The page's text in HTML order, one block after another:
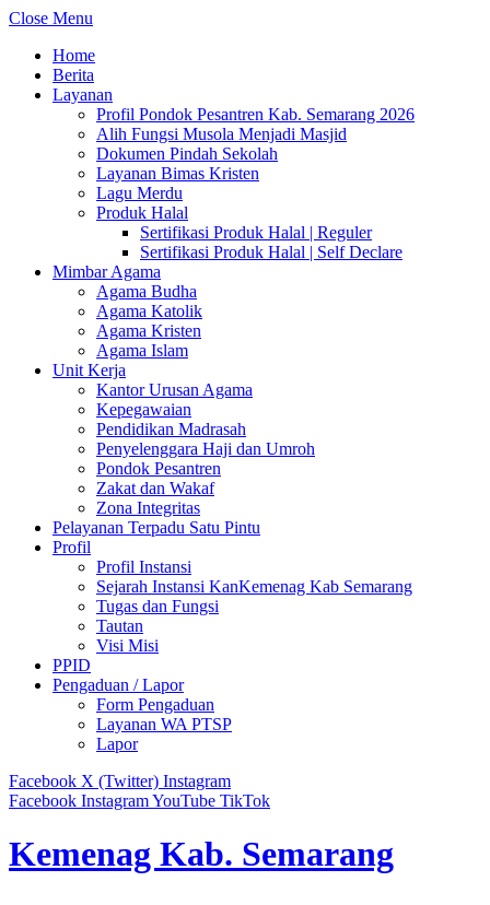
Close Menu
Home
Berita
Layanan
Profil Pondok Pesantren Kab. Semarang 2026
Alih Fungsi Musola Menjadi Masjid
Dokumen Pindah Sekolah
Layanan Bimas Kristen
Lagu Merdu
Produk Halal
Sertifikasi Produk Halal | Reguler
Sertifikasi Produk Halal | Self Declare
Mimbar Agama
Agama Budha
Agama Katolik
Agama Kristen
Agama Islam
Unit Kerja
Kantor Urusan Agama
Kepegawaian
Pendidikan Madrasah
Penyelenggara Haji dan Umroh
Pondok Pesantren
Zakat dan Wakaf
Zona Integritas
Pelayanan Terpadu Satu Pintu
Profil
Profil Instansi
Sejarah Instansi KanKemenag Kab Semarang
Tugas dan Fungsi
Tautan
Visi Misi
PPID
Pengaduan / Lapor
Form Pengaduan
Layanan WA PTSP
Lapor
Facebook X (Twitter) Instagram
Facebook InstagramYouTube TikTok
Kemenag Kab. Semarang